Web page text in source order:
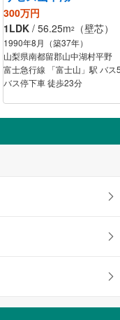
300万円
1LDK / 56.25m2 （壁芯）
1990年8月（築37年）
山梨県南都留郡山中湖村平野
富士急行線 「富士山」駅 バ
バス停下車 徒歩23分